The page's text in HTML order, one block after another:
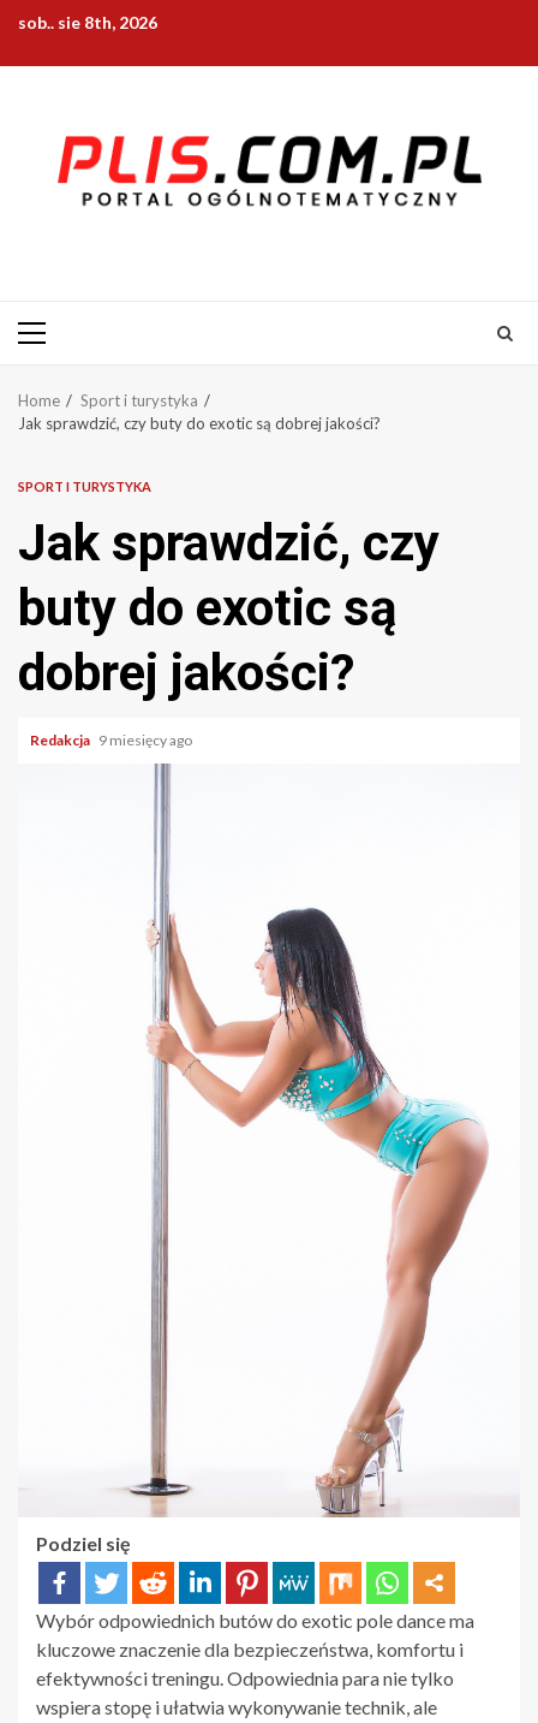
content
sob.. sie 8th, 2026
Primary
Home
Sport i turystyka
Jak sprawdzić, czy buty do exotic są dobrej jakości?
SPORT I TURYSTYKA
Jak sprawdzić, czy
buty do exotic są
dobrej jakości?
Redakcja 9 miesięcy ago
Podziel się
Wybór odpowiednich butów do exotic pole dance ma
kluczowe znaczenie dla bezpieczeństwa, komfortu i
efektywności treningu. Odpowiednia para nie tylko
wspiera stopę i ułatwia wykonywanie technik, ale